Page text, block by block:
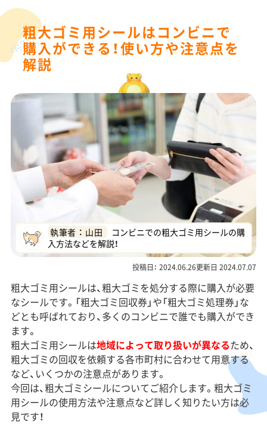
粗大ゴミ用シールはコンビニで
購入ができる！使い方や注意点を
解説
執筆者 ： 山田
コンビニでの粗大ゴミ用シールの購
入方法などを解説！
投稿日： 2024.06.26更新日 2024.07.07
粗大ゴミ用シールは、粗大ゴミを処分する際に購入が必要
なシールです。「粗大ゴミ回収券」や「粗大ゴミ処理券」な
どとも呼ばれており、多くのコンビニで誰でも購入ができ
ます。
粗大ゴミ用シールは地域によって取り扱いが異なるため、
粗大ゴミの回収を依頼する各市町村に合わせて用意する
など、いくつかの注意点があります。
今回は、粗大ゴミシールについてご紹介します。粗大ゴミ
用シールの使用方法や注意点など詳しく知りたい方は必
見です！